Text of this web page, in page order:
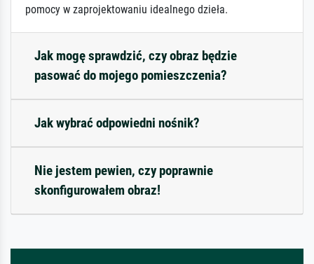
pomocy w zaprojektowaniu idealnego dzieła.
Jak mogę sprawdzić, czy obraz będzie
pasować do mojego pomieszczenia?
Jak wybrać odpowiedni nośnik?
Nie jestem pewien, czy poprawnie
skonfigurowałem obraz!